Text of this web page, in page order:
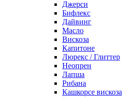
Джерси
Бифлекс
Дайвинг
Масло
Вискоза
Капитоне
Люрекс / Глиттер
Неопрен
Лапша
Рибана
Кашкорсе вискоза